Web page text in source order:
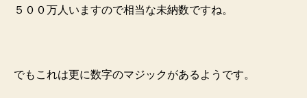
５００万人いますので相当な未納数ですね。
でもこれは更に数字のマジックがあるようです。